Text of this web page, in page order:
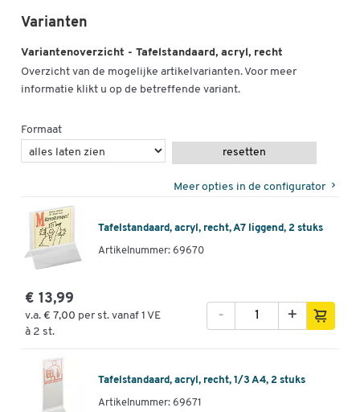
Varianten
Variantenoverzicht - Tafelstandaard, acryl, recht
Overzicht van de mogelijke artikelvarianten. Voor meer
informatie klikt u op de betreffende variant.
Formaat
resetten
Meer opties in de configurator
Tafelstandaard, acryl, recht, A7 liggend, 2 stuks
Artikelnummer: 69670
€ 13,99
v.a. € 7,00 per st. vanaf 1 VE
à 2 st.
+
-
Tafelstandaard, acryl, recht, 1/3 A4, 2 stuks
Artikelnummer: 69671